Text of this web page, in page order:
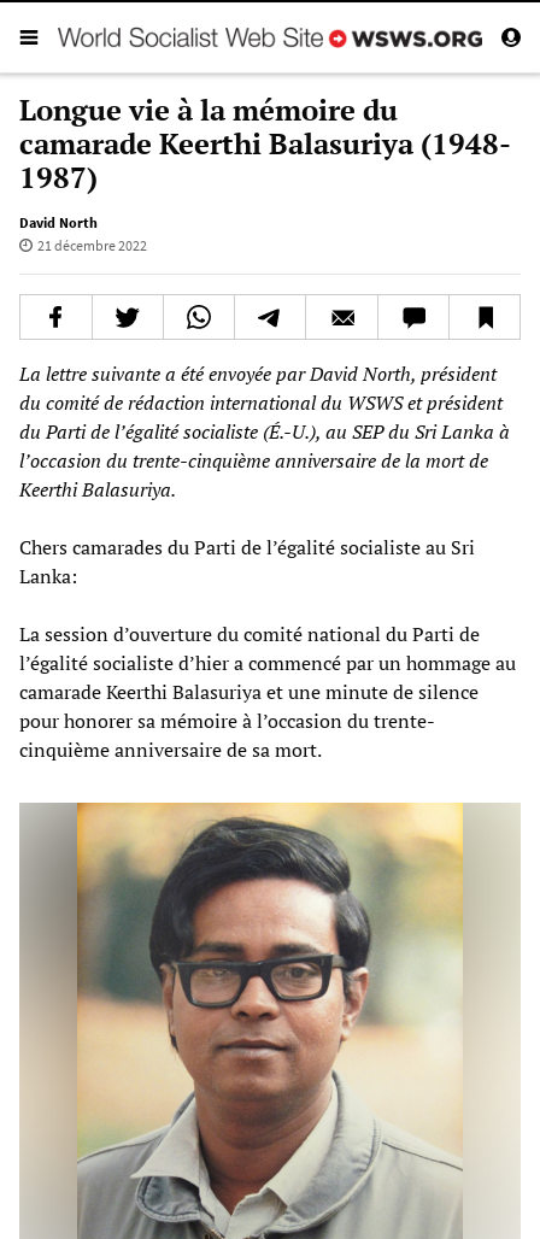
Longue vie à la mémoire du
camarade Keerthi Balasuriya (1948-
1987)
David North
21 décembre 2022
La lettre suivante a été envoyée par David North, président
du comité de rédaction international du WSWS et président
du Parti de l’égalité socialiste (É.-U.), au SEP du Sri Lanka à
l’occasion du trente-cinquième anniversaire de la mort de
Keerthi Balasuriya.
Chers camarades du Parti de l’égalité socialiste au Sri
Lanka:
La session d’ouverture du comité national du Parti de
l’égalité socialiste d’hier a commencé par un hommage au
camarade Keerthi Balasuriya et une minute de silence
pour honorer sa mémoire à l’occasion du trente-
cinquième anniversaire de sa mort.